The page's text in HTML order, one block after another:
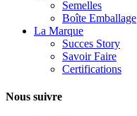
Semelles
Boîte Emballage
La Marque
Succes Story
Savoir Faire
Certifications
Nous suivre